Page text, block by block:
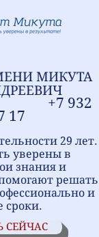
МИКУТА
+7 932
17
29 лет.
уверены в
знания и
решать
и
сроки.
СЕЙЧАС